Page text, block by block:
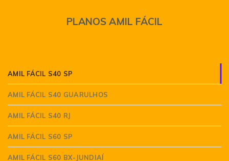
PLANOS AMIL FÁCIL
AMIL FÁCIL S40 SP
AMIL FÁCIL S40 GUARULHOS
AMIL FÁCIL S40 RJ
AMIL FÁCIL S60 SP
AMIL FÁCIL S60 BX-JUNDIAÍ